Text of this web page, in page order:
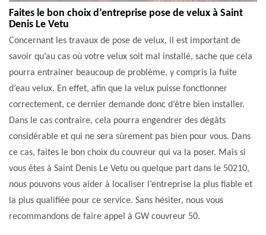
Faites le bon choix d’entreprise pose de velux à Saint
Denis Le Vetu
Concernant les travaux de pose de velux, il est important de
savoir qu’au cas où votre velux soit mal installé, sache que cela
pourra entrainer beaucoup de problème, y compris la fuite
d’eau velux. En effet, afin que la velux puisse fonctionner
correctement, ce dernier demande donc d’être bien installer.
Dans le cas contraire, cela pourra engendrer des dégâts
considérable et qui ne sera sûrement pas bien pour vous. Dans
ce cas, faites le bon choix du couvreur qui va la poser. Mais si
vous êtes à Saint Denis Le Vetu ou quelque part dans le 50210,
nous pouvons vous aider à localiser l’entreprise la plus fiable et
la plus qualifiée pour ce service. Sans hésiter, nous vous
recommandons de faire appel à GW couvreur 50.